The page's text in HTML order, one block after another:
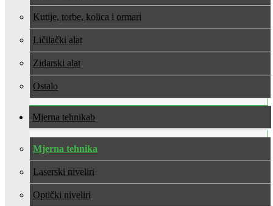
Kutije, torbe, kolica i ormari
Ličilački alat
Zidarski alat
Ostalo
Mjerna tehnika
Mjerna tehnika
Laserski niveliri
Optički niveliri